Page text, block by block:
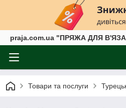
praja.com.ua "ПРЯЖА ДЛЯ
Товари та послуги